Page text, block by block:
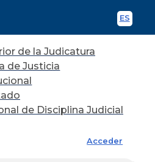
ES
Acceder